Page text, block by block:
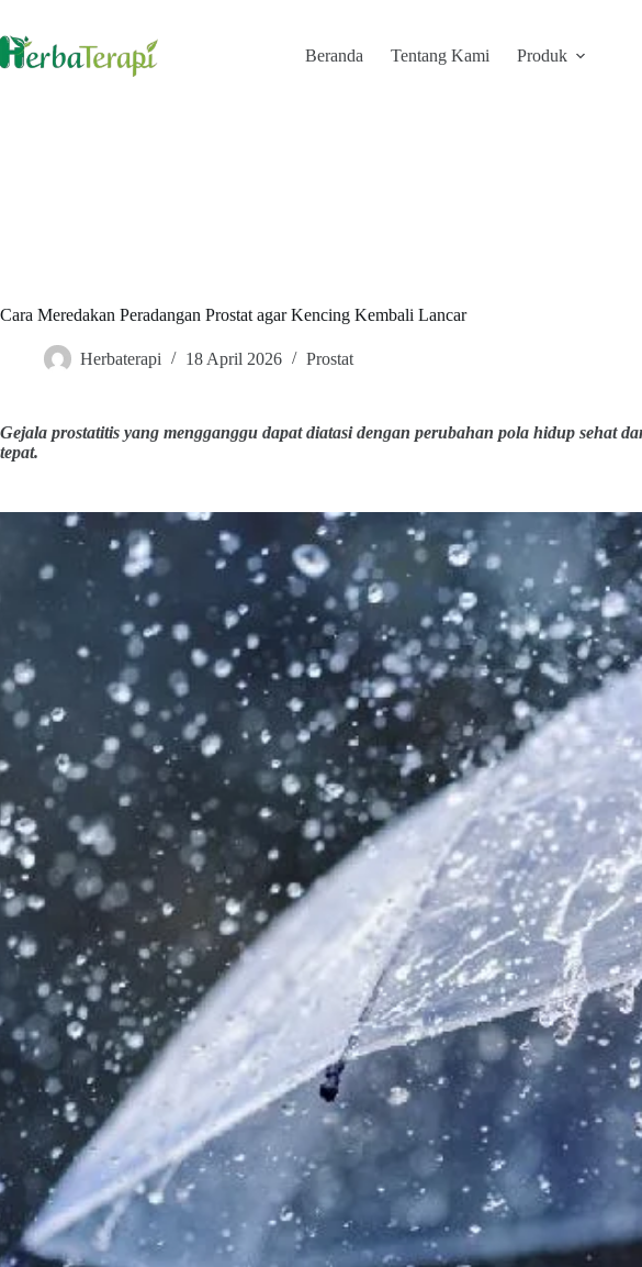
content
Beranda Tentang Kami Produk
Cara Meredakan Peradangan Prostat agar Kencing Kembali Lancar
Herbaterapi 18 April 2026 Prostat
Gejala prostatitis yang mengganggu dapat diatasi dengan perubahan pola hidup sehat
tepat.